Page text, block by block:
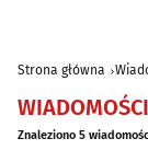
Strona główna
WIADOMOŚCI
Znaleziono 5